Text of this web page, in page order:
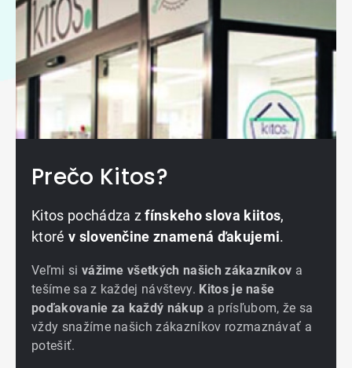
Prečo Kitos?
Kitos pochádza zfínskeho slova kiitos,
ktoré v slovenčine znamená ďakujemi.
Veľmi si vážime všetkých našich zákazníkov a
tešíme sa z každej návštevy. Kitos je naše
poďakovanie za každý nákup a prísľubom, že sa
vždy snažíme našich zákazníkov rozmaznávať a
potešiť.